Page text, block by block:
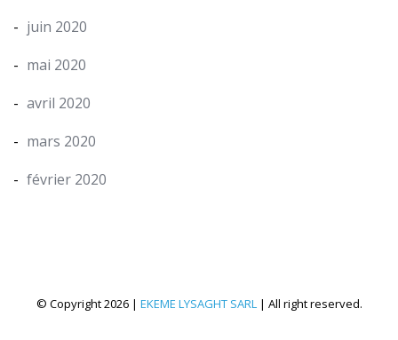
juin 2020
mai 2020
avril 2020
mars 2020
février 2020
© Copyright 2026 | EKEME LYSAGHT SARL| All right reserved.